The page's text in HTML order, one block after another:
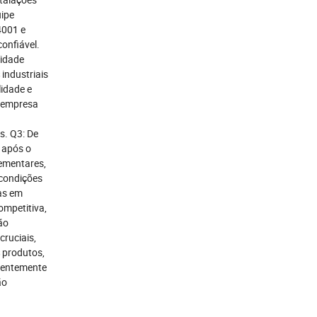
e
industriais
e
Q3: De
o
em
produtos,